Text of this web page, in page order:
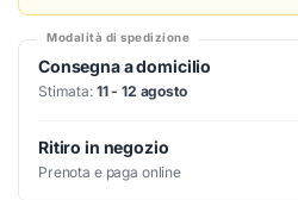
Modalità di spedizione
Consegna a domicilio
Stimata: 11 - 12 agosto
Ritiro in negozio
Prenota e paga online